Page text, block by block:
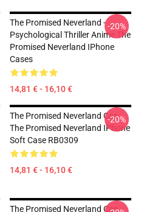
The Promised Neverland -
Psychological Thriller Anime The
Promised Neverland IPhone
Cases
14,81 € - 16,10 €
-20%
The Promised Neverland Cas
The Promised Neverland IPhone
Soft Case RB0309
14,81 € - 16,10 €
-20%
The Promised Neverland Cas